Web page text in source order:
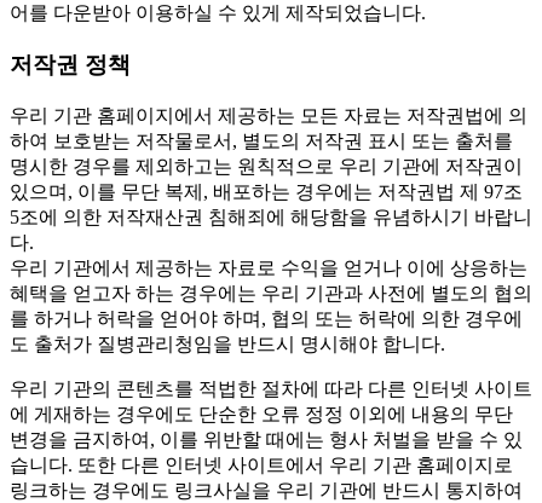
어를 다운받아 이용하실 수 있게 제작되었습니다.
저작권 정책
우리 기관 홈페이지에서 제공하는 모든 자료는 저작권법에 의
하여 보호받는 저작물로서, 별도의 저작권 표시 또는 출처를
명시한 경우를 제외하고는 원칙적으로 우리 기관에 저작권이
있으며, 이를 무단 복제, 배포하는 경우에는 저작권법 제 97조
5조에 의한 저작재산권 침해죄에 해당함을 유념하시기 바랍니
다.
우리 기관에서 제공하는 자료로 수익을 얻거나 이에 상응하는
혜택을 얻고자 하는 경우에는 우리 기관과 사전에 별도의 협의
를 하거나 허락을 얻어야 하며, 협의 또는 허락에 의한 경우에
도 출처가 질병관리청임을 반드시 명시해야 합니다.
우리 기관의 콘텐츠를 적법한 절차에 따라 다른 인터넷 사이트
에 게재하는 경우에도 단순한 오류 정정 이외에 내용의 무단
변경을 금지하여, 이를 위반할 때에는 형사 처벌을 받을 수 있
습니다. 또한 다른 인터넷 사이트에서 우리 기관 홈페이지로
링크하는 경우에도 링크사실을 우리 기관에 반드시 통지하여